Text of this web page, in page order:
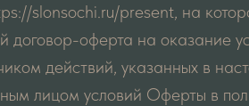
slonsochi.ru/present, на
оферта на оказание
действий, указанных в
лицом условий Оферты в